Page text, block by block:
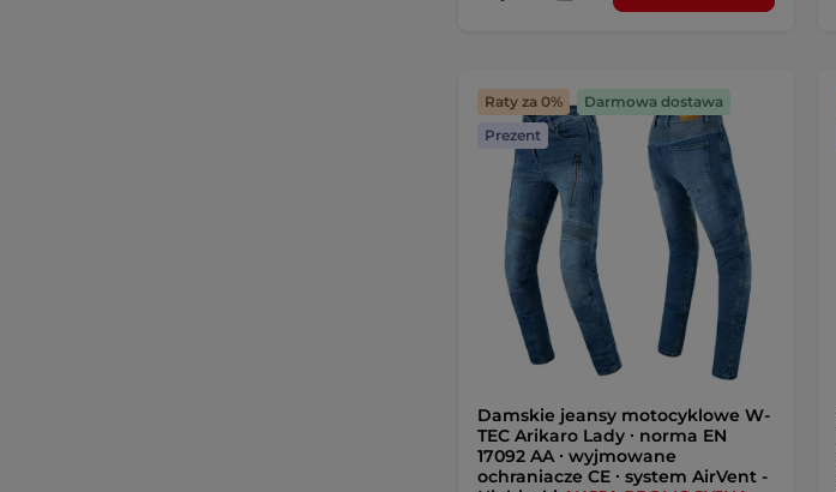
Raty za 0%
Darmowa dostawa
Prezent
Damskie jeansy motocyklowe W-
TEC Arikaro Lady ∙ norma EN
17092 AA ∙ wyjmowane
ochraniacze CE ∙ system AirVent -